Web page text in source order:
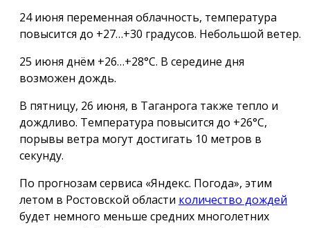
24 июня переменная облачность, температура
повысится до +27…+30 градусов. Небольшой ветер.
25 июня днём +26…+28°С. В середине дня
возможен дождь.
В пятницу, 26 июня, в Таганрога также тепло и
дождливо. Температура повысится до +26°С,
порывы ветра могут достигать 10 метров в
секунду.
По прогнозам сервиса «Яндекс. Погода», этим
летом в Ростовской области количество дождей
будет немного меньше средних многолетних